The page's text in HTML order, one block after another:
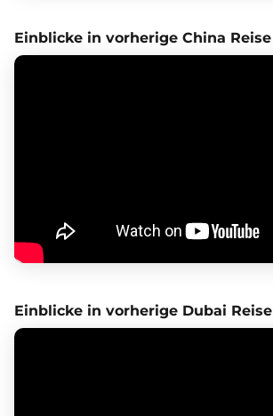
Einblicke in vorherige China Reise
Einblicke in vorherige Dubai Reise